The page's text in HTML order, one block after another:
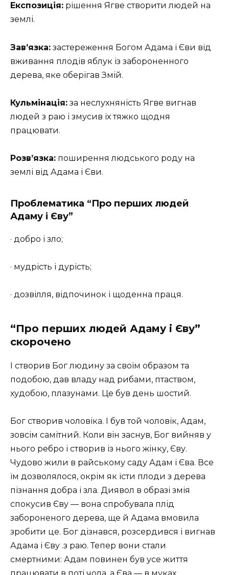
Експозиція: рішення Ягве створити людей на
землі.
Зав’язка: застереження Богом Адама і Єви від
вживання плодів яблук із забороненного
дерева, яке оберігав Змій.
Кульмінація: за неслухняність Ягве вигнав
людей з раю і змусив їх тяжко щодня
працювати.
Розв’язка: поширення людського роду на
землі від Адама і Єви.
Проблематика “Про перших людей
Адаму і Єву”
· добро і зло;
· мудрість і дурість;
· дозвілля, відпочинок і щоденна праця.
“Про перших людей Адаму і Єву”
скорочено
І створив Бог людину за своїм образом та
подобою, дав владу над рибами, птаством,
худобою, плазунами. Це був день шостий.
Бог створив чоловіка. І був той чоловік, Адам,
зовсім самітний. Коли він заснув, Бог вийняв у
нього ребро і створив із нього жінку, Єву.
Чудово жили в райському саду Адам і Єва. Все
їм дозволялося, окрім як їсти плоди з дерева
пізнання добра і зла. Диявол в образі змія
спокусив Єву — вона спробувала плід
забороненого дерева, ще й Адама вмовила
зробити це. Бог дізнався, розсердився і вигнав
Адама і Єву .з раю. Тепер вони стали
смертними: Адам повинен був усе життя